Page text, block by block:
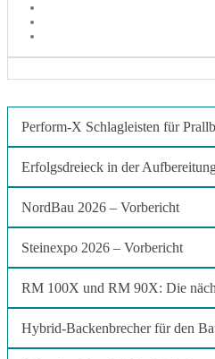
Perform-X Schlagleisten für
Erfolgsdreieck in der
NordBau 2026 – Vorbericht
Steinexpo 2026 – Vorbericht
RM 100X und RM 90X: Die
Hybrid-Backenbrecher für den